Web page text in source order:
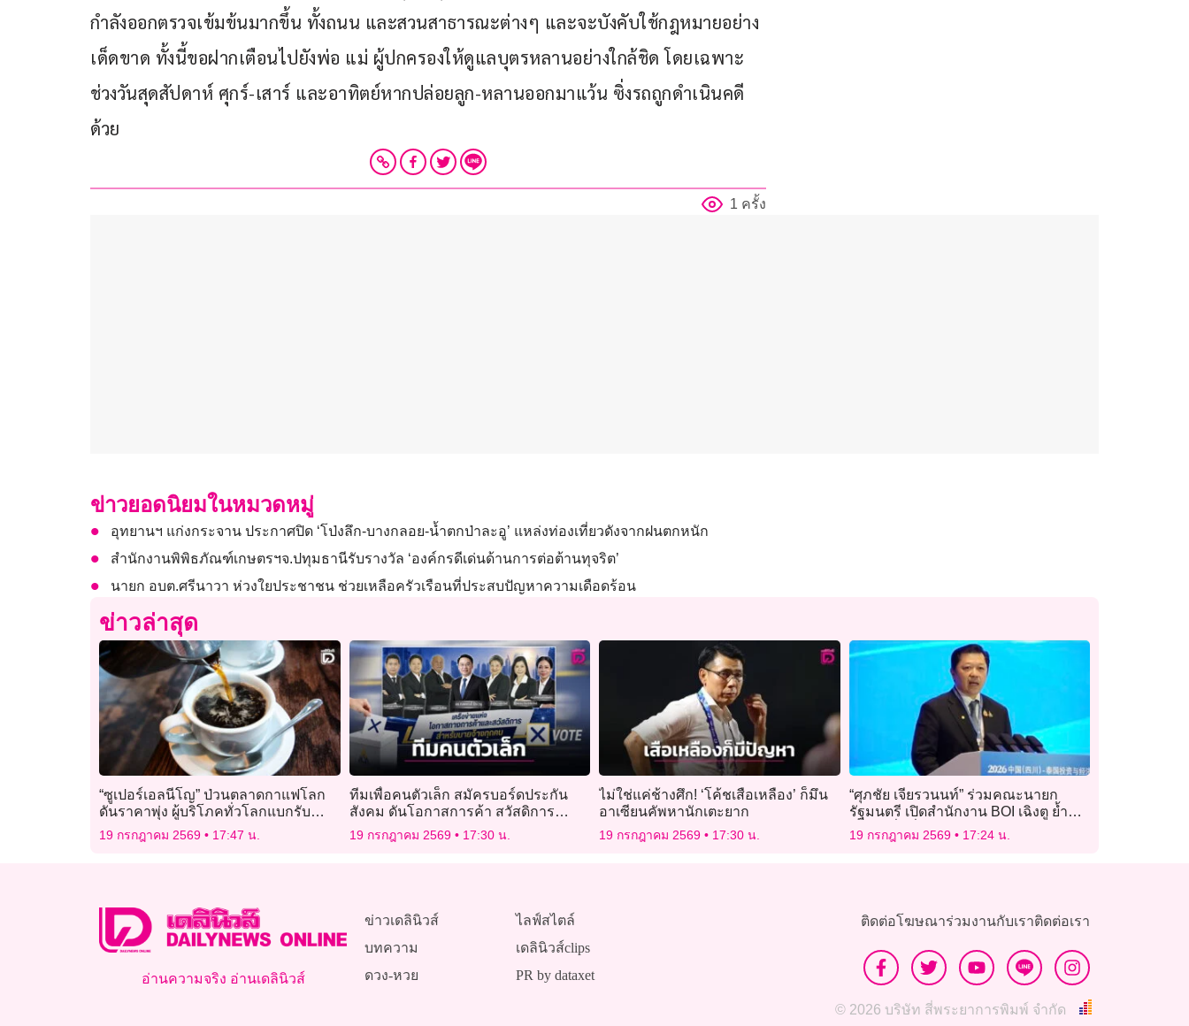
กำลังออกตรวจเข้มข้นมากขึ้น ทั้งถนน และสวนสาธารณะต่างๆ และจะบังคับใช้กฎหมายอย่าง
เด็ดขาด ทั้งนี้ขอฝากเตือนไปยังพ่อ แม่ ผู้ปกครองให้ดูแลบุตรหลานอย่างใกล้ชิด โดยเฉพาะ
ช่วงวันสุดสัปดาห์ ศุกร์-เสาร์ และอาทิตย์หากปล่อยลูก-หลานออกมาแว้น ซิ่งรถถูกดำเนินคดี
ด้วย
1 ครั้ง
ข่าวยอดนิยมในหมวดหมู่
อุทยานฯ แก่งกระจาน ประกาศปิด ‘โป่งลึก-บางกลอย-น้ำตกป่าละอู’ แหล่งท่องเที่ยวดังจากฝนตกหนัก
สำนักงานพิพิธภัณฑ์เกษตรฯจ.ปทุมธานีรับรางวัล ‘องค์กรดีเด่นด้านการต่อต้านทุจริต’
นายก อบต.ศรีนาวา ห่วงใยประชาชน ช่วยเหลือครัวเรือนที่ประสบปัญหาความเดือดร้อน
ข่าวล่าสุด
“ซูเปอร์เอลนีโญ” ป่วนตลาดกาแฟโลก
ดันราคาพุ่ง ผู้บริโภคทั่วโลกแบกรับ
ต้นทุน
19 กรกฎาคม 2569 17:47 น.
ทีมเพื่อคนตัวเล็ก สมัครบอร์ดประกัน
สังคม ดันโอกาสการค้า สวัสดิการ
นายจ้าง 4.5 แสนราย
19 กรกฎาคม 2569 17:30 น.
ไม่ใช่แค่ช้างศึก! ‘โค้ชเสือเหลือง’ ก็มึน
อาเซียนคัพหานักเตะยาก
19 กรกฎาคม 2569 17:30 น.
“ศุภชัย เจียรวนนท์” ร่วมคณะนายก
รัฐมนตรี เปิดสำนักงาน BOI เฉิงตู ย้ำ
ความเชื่อมั่นไทย–จีน
19 กรกฎาคม 2569 17:24 น.
อ่านความจริง อ่านเดลินิวส์
ข่าวเดลินิวส์
บทความ
ดวง-หวย
ไลฟ์สไตล์
เดลินิวส์clips
PR by dataxet
ติดต่อโฆษณาร่วมงานกับเราติดต่อเรา
© 2026 บริษัท สี่พระยาการพิมพ์ จำกัด